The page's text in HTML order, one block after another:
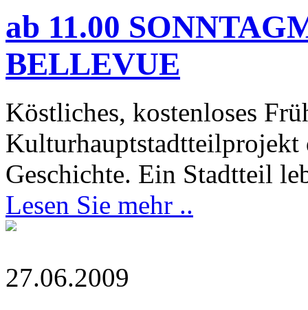
ab 11.00
BELLEVUE
Köstliches, kostenloses
Kulturhauptstadtteilprojekt
Geschichte. Ein Stadtteil
Lesen Sie mehr ..
27.06.2009